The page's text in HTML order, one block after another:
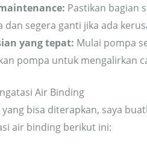
Pastikan bagian
segera ganti jika ada
yang tepat: Mulai pompa
pompa untuk mengalirkan
Air Binding
bisa diterapkan, saya
air binding berikut ini: